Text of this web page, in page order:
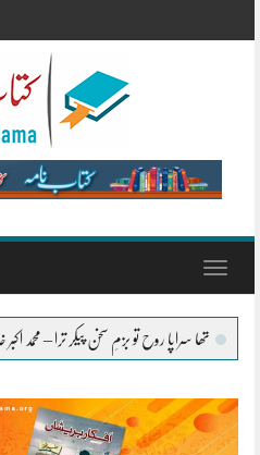
content
Toggle
پیکر ترا – محمد اکبر خان اکبر حکومت اُردو